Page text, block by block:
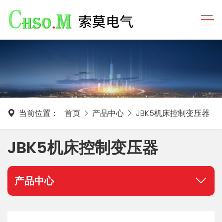
当前位置： 首页 产品中心 JBK5机床控制变压器
JBK5机床控制变压器
产品中心